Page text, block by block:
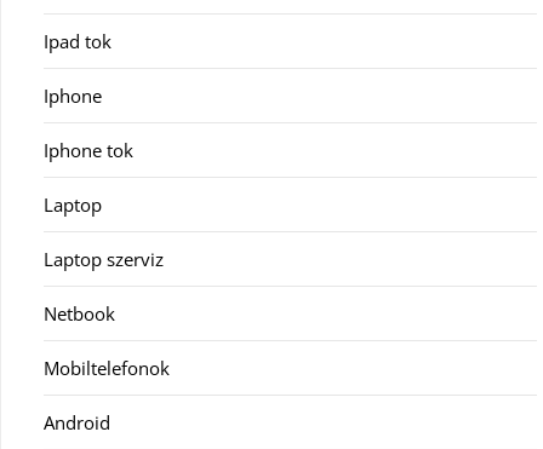
Ipad tok
Iphone
Iphone tok
Laptop
Laptop szerviz
Netbook
Mobiltelefonok
Android